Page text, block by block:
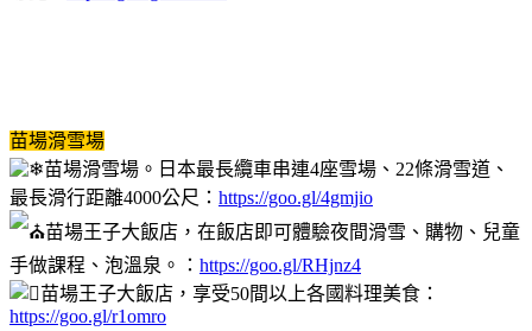
苗場滑雪場
苗場滑雪場。日本最長纜車串連4座雪場、22條滑雪道、
最長滑行距離4000公尺： https://goo.gl/4gmjio
苗場王子大飯店，在飯店即可體驗夜間滑雪、購物、兒童
手做課程、泡溫泉。： https://goo.gl/RHjnz4
苗場王子大飯店，享受50間以上各國料理美食：
https://goo.gl/r1omro